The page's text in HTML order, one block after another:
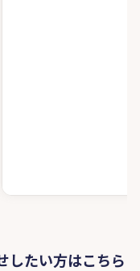
したい方はこちら